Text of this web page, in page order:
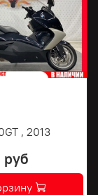
, 2013